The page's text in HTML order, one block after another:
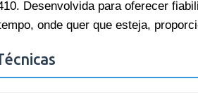
Desenvolvida para oferecer
onde quer que esteja,